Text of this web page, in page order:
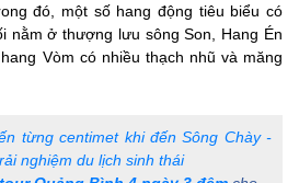
đó, một số hang động tiêu biểu có
nằm ở thượng lưu sông Son, Hang Én
Vòm có nhiều thạch nhũ và măng
từng centimet khi đến Sông Chày -
nghiệm du lịch sinh thái